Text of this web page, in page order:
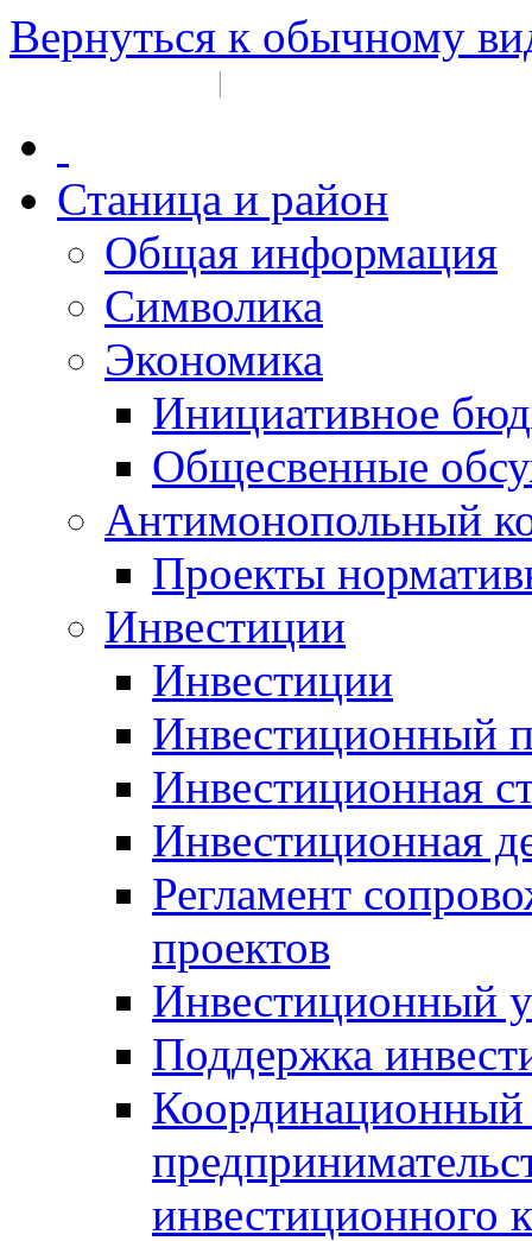
Вернуться к обычному
|
Станица и район
Общая информация
Символика
Экономика
Инициативное
Общесвенные
Антимонопольный
Проекты
Инвестиции
Инвестиции
Инвестиционный
Инвестиционная
Инвестиционная
Регламент
проектов
Инвестиционный
Поддержка
Координационный
инвестиционного